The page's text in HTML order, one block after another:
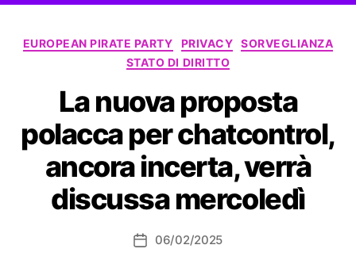
Categorie
EUROPEAN PIRATE PARTY PRIVACY SORVEGLIANZA
STATO DI DIRITTO
La nuova proposta
polacca per chatcontrol,
ancora incerta, verrà
discussa mercoledì
Data06/02/2025